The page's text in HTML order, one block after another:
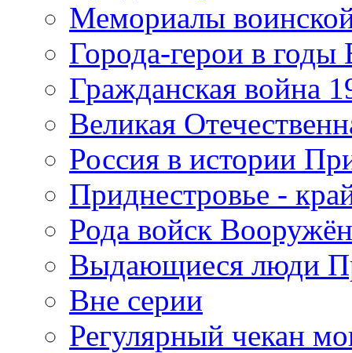
Мемориалы
Города-герои в
Гражданская война
Великая
Россия в истории
Приднестровье -
Рода войск
Выдающиеся люди
Вне серии
Регулярный чекан